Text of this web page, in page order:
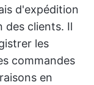
d'expédition
des clients. Il
les
commandes
en